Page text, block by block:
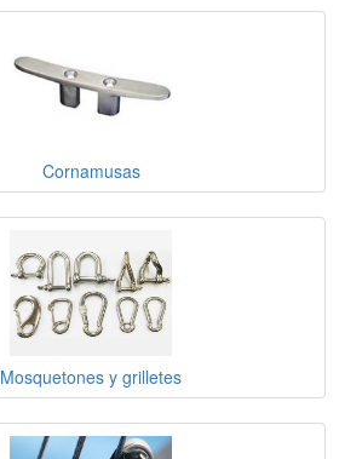
Cornamusas
Mosquetones y grilletes